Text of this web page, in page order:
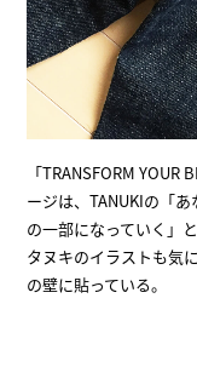
「TRANSFORM
ージは、TANUKIの「
の一部になっていく」
タヌキのイラストも気
の壁に貼っている。